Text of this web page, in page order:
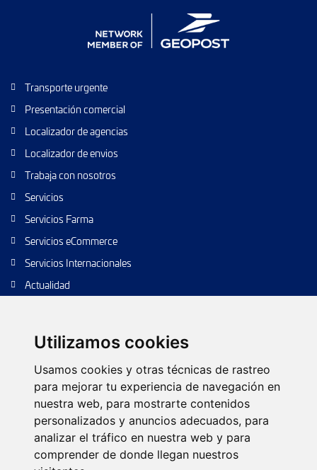
Utilizamos cookies
Usamos cookies y otras técnicas de rastreo
para mejorar tu experiencia de navegación en
nuestra web, para mostrarte contenidos
personalizados y anuncios adecuados, para
analizar el tráfico en nuestra web y para
comprender de donde llegan nuestros
Transporte urgente
Presentación comercial
Localizador de agencias
Localizador de envios
Trabaja con nosotros
Servicios
Servicios Farma
Servicios eCommerce
Servicios Internacionales
Actualidad
Envíos de calidad
Envíos Baratos
Política de cookies Configurar cookies
Política de privacidad
Aviso legal
Árbol web Contacto